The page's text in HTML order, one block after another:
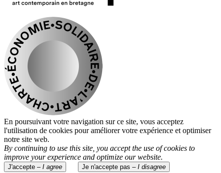
En poursuivant votre navigation sur ce site, vous acceptez
l'utilisation de cookies pour améliorer votre expérience et optimiser
notre site web.
By continuing to use this site, you accept the use of cookies to
improve your experience and optimize our website.
J'accepte – I agree Je n'accepte pas – I disagree